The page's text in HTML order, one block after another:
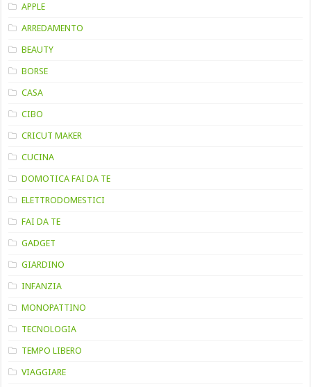
APPLE
ARREDAMENTO
BEAUTY
BORSE
CASA
CIBO
CRICUT MAKER
CUCINA
DOMOTICA FAI DA TE
ELETTRODOMESTICI
FAI DA TE
GADGET
GIARDINO
INFANZIA
MONOPATTINO
TECNOLOGIA
TEMPO LIBERO
VIAGGIARE